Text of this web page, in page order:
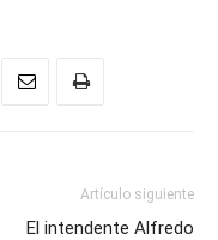
Artículo siguiente
El intendente Alfredo